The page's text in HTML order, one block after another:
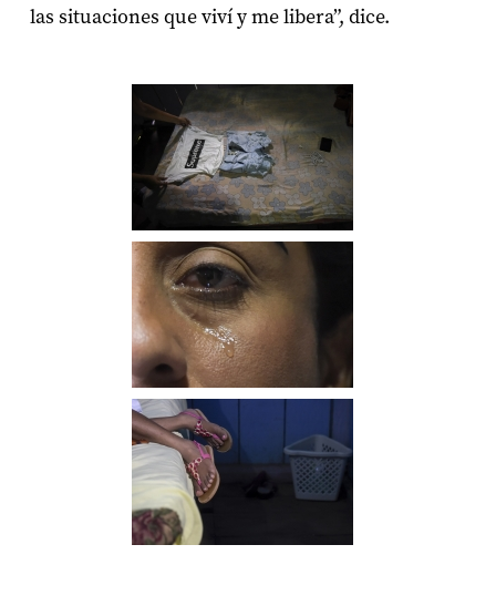
las situaciones que viví y me libera”, dice.